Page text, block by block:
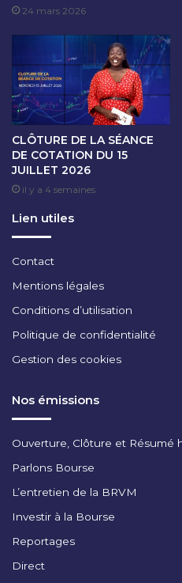
4
O
3
M
A
I
2
0
2
24 mars 2026
CLÔTURE DE LA SÉANCE
DE COTATION DU 15
JUILLET 2026
il y a 4 semaines
Lien utiles
Contact
Mentions légales
Conditions d’utilisation
Politique de confidentialité
Gestion des cookies
Nos émissions
Ouverture, Clôture et Résumé
Parlons Bourse
L’entretien de la BRVM
Investir à la Bourse
Reportages
Direct